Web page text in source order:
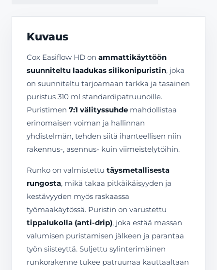
Kuvaus
Cox Easiflow HD on ammattikäyttöön
suunniteltu laadukas silikonipuristin, joka
on suunniteltu tarjoamaan tarkka ja tasainen
puristus 310 ml standardipatruunoille.
Puristimen 7:1 välityssuhde mahdollistaa
erinomaisen voiman ja hallinnan
yhdistelmän, tehden siitä ihanteellisen niin
rakennus-, asennus- kuin viimeistelytöihin.
Runko on valmistettu täysmetallisesta
rungosta, mikä takaa pitkäikäisyyden ja
kestävyyden myös raskaassa
työmaakäytössä. Puristin on varustettu
tippalukolla (anti-drip), joka estää massan
valumisen puristamisen jälkeen ja parantaa
työn siisteyttä. Suljettu sylinterimäinen
runkorakenne tukee patruunaa kauttaaltaan